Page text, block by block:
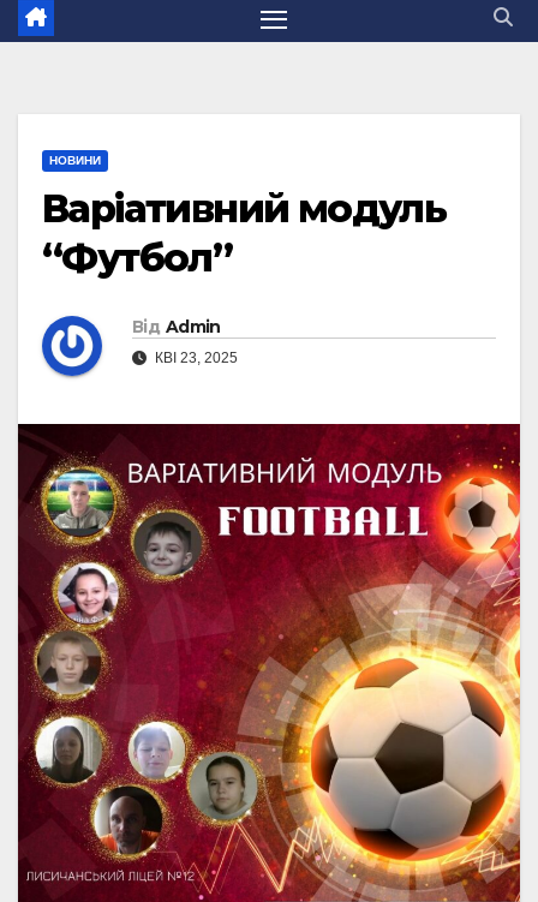
НОВИНИ
Варіативний модуль
“Футбол”
Від Admin
КВІ 23, 2025